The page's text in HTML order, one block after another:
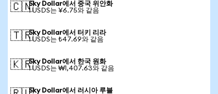
🇨🇳Sky Dollar에서 중국 위안화
1 USDS는 ¥6.75와 같음
🇹🇷Sky Dollar에서 터키 리라
1 USDS는 ₺47.69와 같음
🇰🇷Sky Dollar에서 한국 원화
1 USDS는 ₩1,407.63와 같음
Sky Dollar에서 러시아 루블